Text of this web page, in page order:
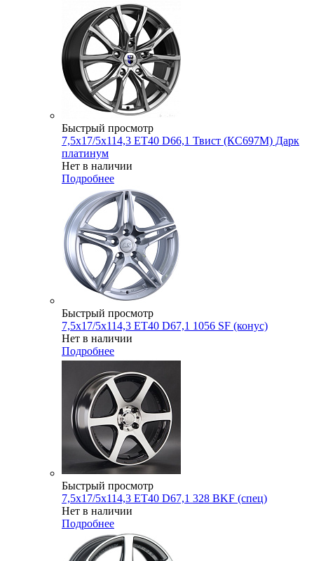
Быстрый просмотр
7,5x17/5x114,3 ET40 D66,1 Твист (КС697М) Дарк
платинум
Нет в наличии
Подробнее
Быстрый просмотр
7,5x17/5x114,3 ET40 D67,1 1056 SF (конус)
Нет в наличии
Подробнее
Быстрый просмотр
7,5x17/5x114,3 ET40 D67,1 328 BKF (спец)
Нет в наличии
Подробнее